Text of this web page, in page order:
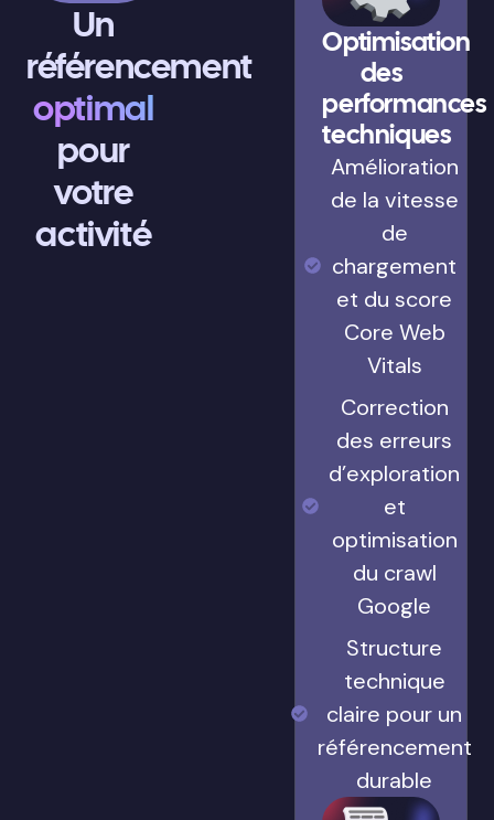
Un
référencement
optimal
pour
votre
activité
Optimisation
des
performances
techniques
Amélioration
de la vitesse
de
chargement
et du score
Core Web
Vitals
Correction
des erreurs
d’exploration
et
optimisation
du crawl
Google
Structure
technique
claire pour un
référencement
durable